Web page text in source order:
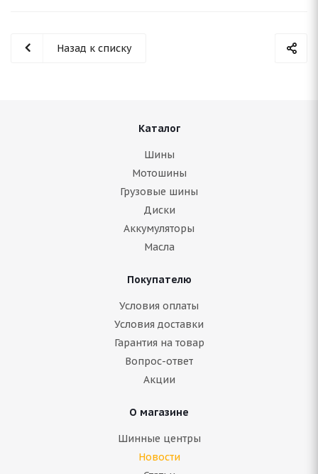
Назад к списку
Каталог
Шины
Мотошины
Грузовые шины
Диски
Аккумуляторы
Масла
Покупателю
Условия оплаты
Условия доставки
Гарантия на товар
Вопрос-ответ
Акции
О магазине
Шинные центры
Новости